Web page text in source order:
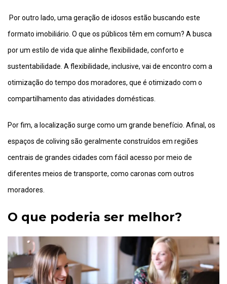
Por outro lado, uma geração de idosos estão buscando este
formato imobiliário. O que os públicos têm em comum? A busca
por um estilo de vida que alinhe flexibilidade, conforto e
sustentabilidade. A flexibilidade, inclusive, vai de encontro com a
otimização do tempo dos moradores, que é otimizado com o
compartilhamento das atividades domésticas.
Por fim, a localização surge como um grande benefício. Afinal, os
espaços de coliving são geralmente construídos em regiões
centrais de grandes cidades com fácil acesso por meio de
diferentes meios de transporte, como caronas com outros
moradores.
O que poderia ser melhor?